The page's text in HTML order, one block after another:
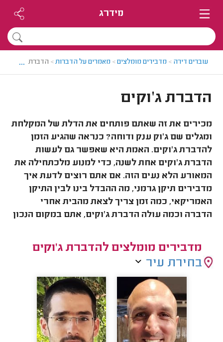
מידרג
עוברים דירה > מדבירים מומלצים> מאמרים על הדברות> הדברת ג'וקים
...
הדברת ג'וקים
מכירים את זה שאתם פותחים את הדלת של המקלחת
ומגלים שם ג'וק ענק ודוחה? כנראה שהגיע הזמן
להדברת ג'וקים. האמת היא שאפשר גם לעשות
הדברת ג'וקים אחת לשנה, כדי למנוע מלכתחילה את
המאורע הלא נעים הזה. אם אתם רוצים לדעת איך
מדבירים תיקן גרמני, מה ההבדל בינו לבין התיקן
האמריקאי, כמה זמן צריך לצאת מהבית אחרי
הדברה וכמה עולה הדברת ג'וקים, אתם במקום הנכון
מדבירים מומלצים להדברת ג'וקים
בחירת עיר